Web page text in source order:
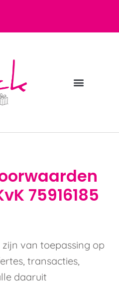
75916185
zijn van toepassing op
transacties,
daaruit